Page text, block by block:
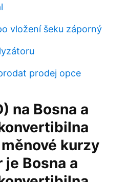
vložení šeku záporný
prodej opce
na Bosna a
kurzy
je Bosna a